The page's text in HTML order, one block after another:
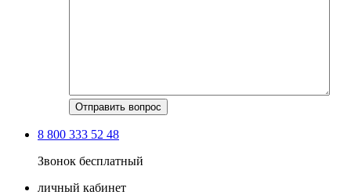
8 800 333 52 48
Звонок бесплатный
личный кабинет